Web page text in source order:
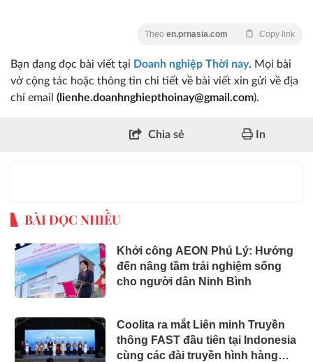
Theo en.prnasia.com Copy link
Bạn đang đọc bài viết tại Doanh nghiệp Thời nay. Mọi bài
vở cộng tác hoặc thông tin chi tiết về bài viết xin gửi về địa
chỉ email (lienhe.doanhnghiepthoinay@gmail.com).
Chia sẻ In
BÀI ĐỌC NHIỀU
Khởi công AEON Phủ Lý: Hướng
đến nâng tầm trải nghiệm sống
cho người dân Ninh Bình
Coolita ra mắt Liên minh Truyền
thông FAST đầu tiên tại Indonesia
cùng các đài truyền hình hàng